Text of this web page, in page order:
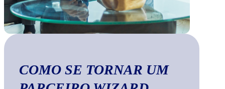
COMO SE TORNAR UM